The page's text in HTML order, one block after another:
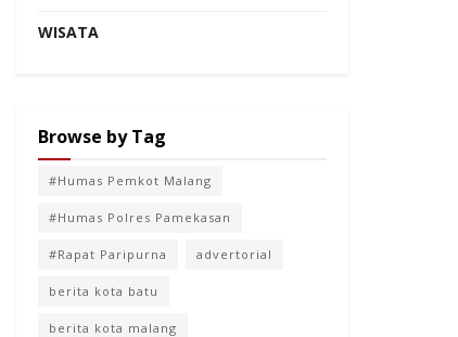
WISATA
Browse by Tag
#Humas Pemkot Malang
#Humas Polres Pamekasan
#Rapat Paripurna advertorial
berita kota batu
berita kota malang